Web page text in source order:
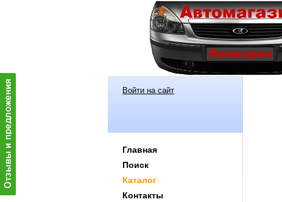
Войти на сайт
Главная
Поиск
Каталог
Контакты